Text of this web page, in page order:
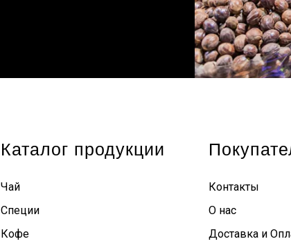
Каталог продукции
Чай
Специи
Кофе
Контакты
О нас
Доставка и